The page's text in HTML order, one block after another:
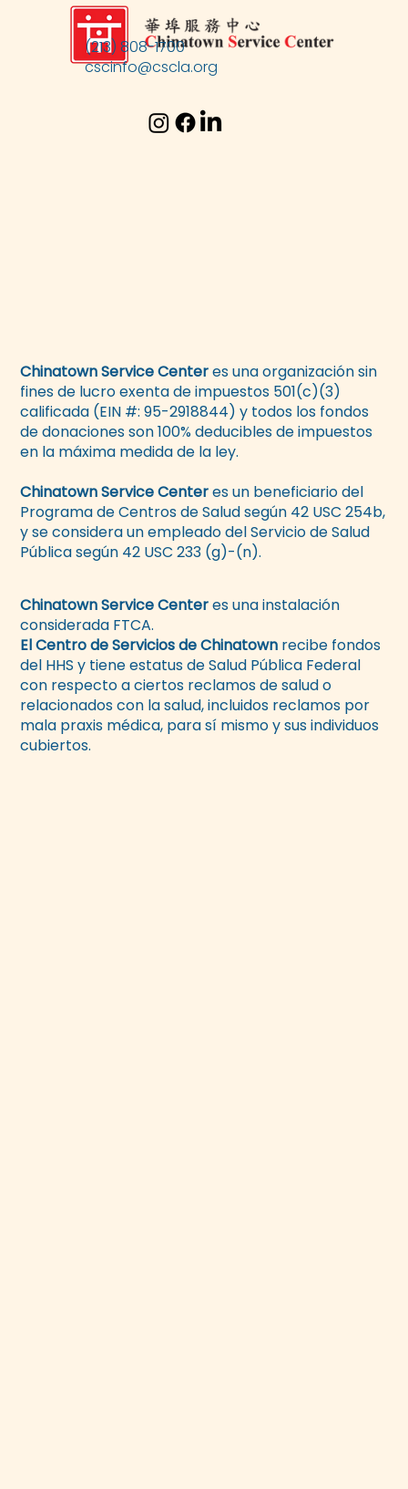
(213) 808-1700
cscinfo@cscla.org
Chinatown Service Centeres una organización sin
fines de lucro exenta de impuestos 501(c)(3)
calificada (EIN #: 95-2918844) y todos los fondos
de donaciones son 100% deducibles de impuestos
en la máxima medida de la ley.
Chinatown Service Centeres un beneficiario del
Programa de Centros de Salud según 42 USC 254b,
y se considera un empleado del Servicio de Salud
Pública según 42 USC 233 (g)-(n).
Chinatown Service Centeres una instalación
considerada FTCA.
El Centro de Servicios de Chinatown recibe fondos
del HHS y tiene estatus de Salud Pública Federal
con respecto a ciertos reclamos de salud o
relacionados con la salud, incluidos reclamos por
mala praxis médica, para sí mismo y sus individuos
cubiertos.